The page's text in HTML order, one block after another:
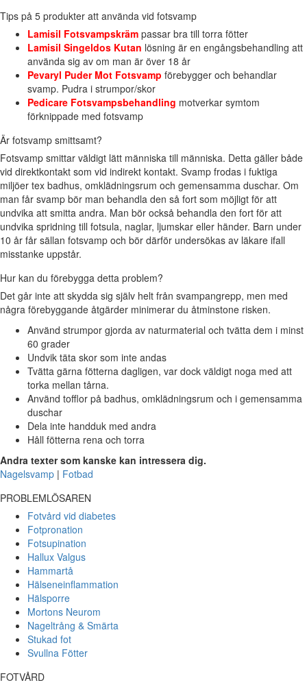
Tips på 5 produkter att använda vid fotsvamp
Lamisil Fotsvampskräm passar bra till torra fötter
Lamisil Singeldos Kutan lösning är en engångsbehandling att
använda sig av om man är över 18 år
Pevaryl Puder Mot Fotsvamp förebygger och behandlar
svamp. Pudra i strumpor/skor
Pedicare Fotsvampsbehandling motverkar symtom
förknippade med fotsvamp
Är fotsvamp smittsamt?
Fotsvamp smittar väldigt lätt människa till människa. Detta gäller både
vid direktkontakt som vid indirekt kontakt. Svamp frodas i fuktiga
miljöer tex badhus, omklädningsrum och gemensamma duschar. Om
man får svamp bör man behandla den så fort som möjligt för att
undvika att smitta andra. Man bör också behandla den fort för att
undvika spridning till fotsula, naglar, ljumskar eller händer. Barn under
10 år får sällan fotsvamp och bör därför undersökas av läkare ifall
misstanke uppstår.
Hur kan du förebygga detta problem?
Det går inte att skydda sig själv helt från svampangrepp, men med
några förebyggande åtgärder minimerar du åtminstone risken.
Använd strumpor gjorda av naturmaterial och tvätta dem i minst
60 grader
Undvik täta skor som inte andas
Tvätta gärna fötterna dagligen, var dock väldigt noga med att
torka mellan tårna.
Använd tofflor på badhus, omklädningsrum och i gemensamma
duschar
Dela inte handduk med andra
Håll fötterna rena och torra
Andra texter som kanske kan intressera dig.
Nagelsvamp | Fotbad
PROBLEMLÖSAREN
Fotvård vid diabetes
Fotpronation
Fotsupination
Hallux Valgus
Hammartå
Hälseneinflammation
Hälsporre
Mortons Neurom
Nageltrång & Smärta
Stukad fot
Svullna Fötter
FOTVÅRD